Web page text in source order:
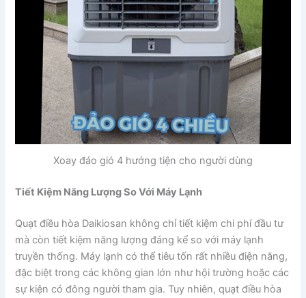
Xoay đáo gió 4 hướng tiện cho người dùng
Tiết Kiệm Năng Lượng So Với Máy Lạnh
Quạt điều hòa Daikiosan không chỉ tiết kiệm chi phí đầu tư
mà còn tiết kiệm năng lượng đáng kể so với máy lạnh
truyền thống. Máy lạnh có thể tiêu tốn rất nhiều điện năng,
đặc biệt trong các không gian lớn như hội trường hoặc các
sự kiện có đông người tham gia. Tuy nhiên, quạt điều hòa